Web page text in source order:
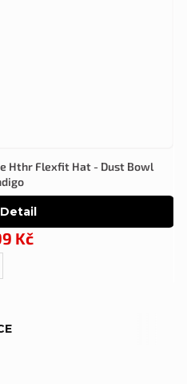
Hthr Flexfit Hat - Dust Bowl
Kč
Detail